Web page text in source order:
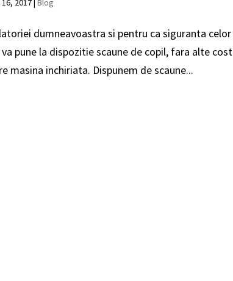
2017|Blog
dumneavoastra si pentru ca siguranta
va pune la dispozitie scaune de copil, fara alte
masina inchiriata. Dispunem de scaune...